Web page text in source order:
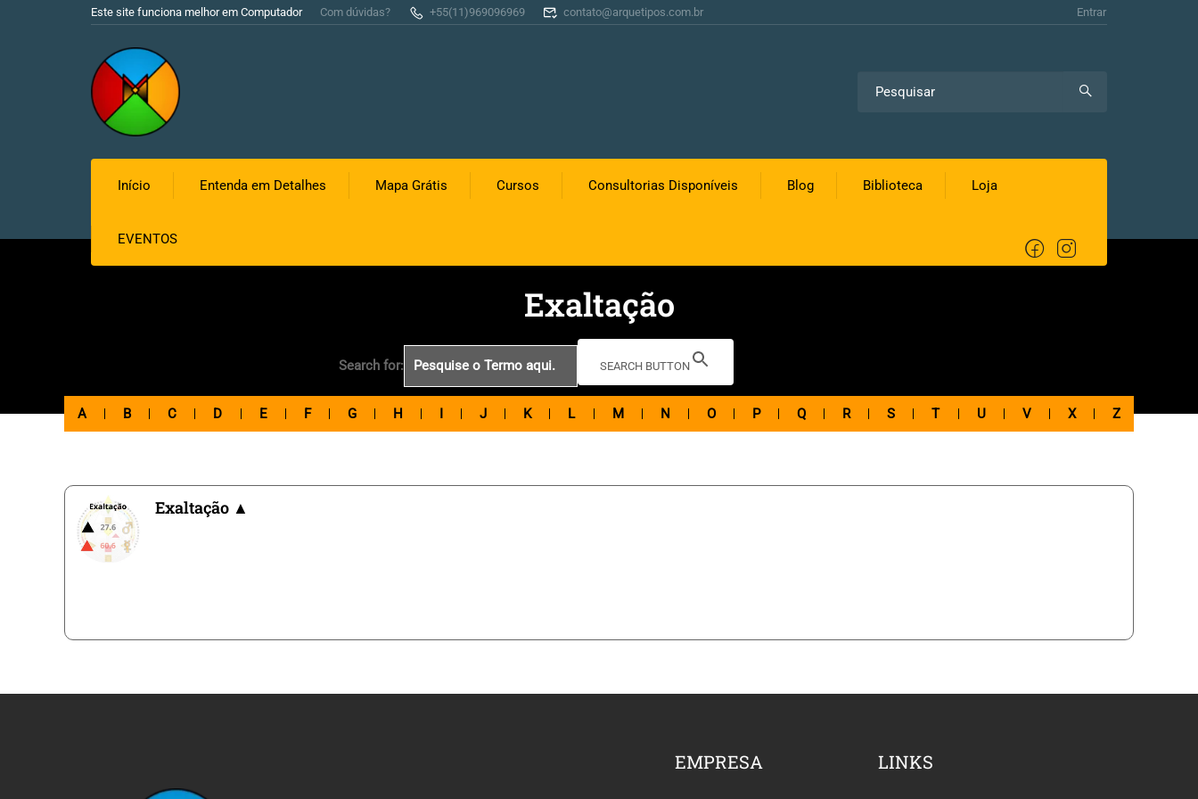
Este site funciona melhor em Computador Com dúvidas? +55(11)969096969 contato@arquetipos.com.br Entrar
Início Entenda em Detalhes Mapa Grátis Cursos Consultorias Disponíveis Blog Biblioteca Loja
EVENTOS
Exaltação
Search for: SEARCH BUTTON
A B C D E F G H I J K L M N O P Q R S T U V X Z
Exaltação ▲
EMPRESA LINKS